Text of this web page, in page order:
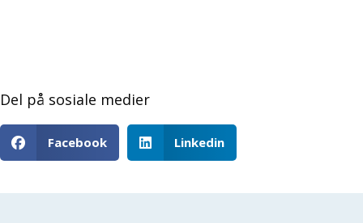
Del på sosiale medier
Facebook Linkedin